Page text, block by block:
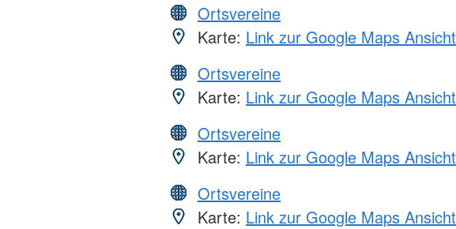
Ortsvereine
Karte: Link zur Google Maps Ansicht
Ortsvereine
Karte: Link zur Google Maps Ansicht
Ortsvereine
Karte: Link zur Google Maps Ansicht
Ortsvereine
Karte: Link zur Google Maps Ansicht